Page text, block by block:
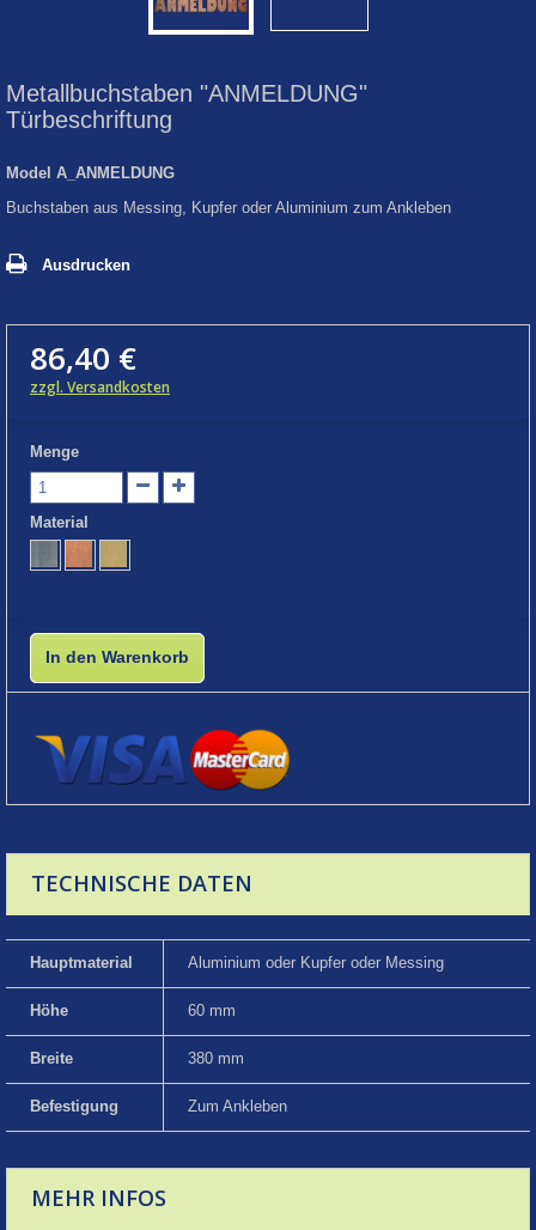
Metallbuchstaben "ANMELDUNG"
Türbeschriftung
Model A_ANMELDUNG
Buchstaben aus Messing, Kupfer oder Aluminium zum Ankleben
Ausdrucken
86,40 €
zzgl. Versandkosten
Menge
Material
In den Warenkorb
TECHNISCHE DATEN
Hauptmaterial Aluminium oder Kupfer oder Messing
Höhe 60 mm
Breite 380 mm
Befestigung Zum Ankleben
MEHR INFOS